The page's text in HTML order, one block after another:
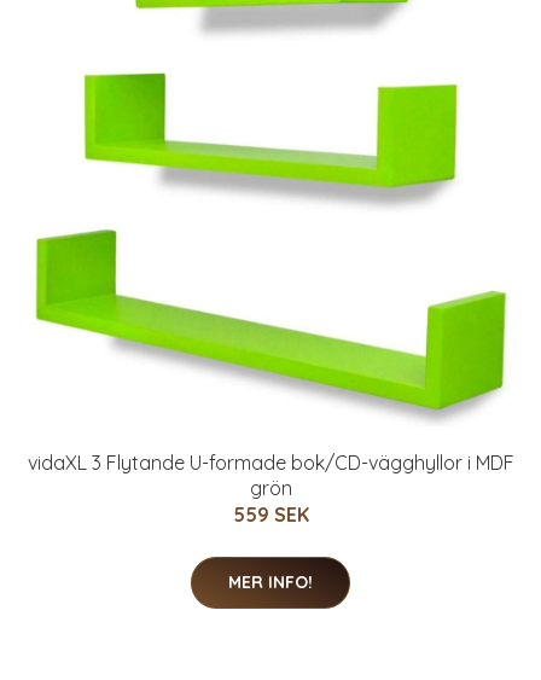
vidaXL 3 Flytande U-formade bok/CD-vägghyllor i MDF
grön
559 SEK
MER INFO!